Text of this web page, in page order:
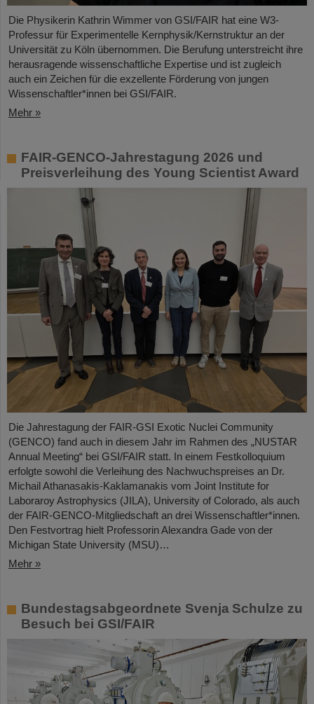
Die Physikerin Kathrin Wimmer von GSI/FAIR hat eine W3-
Professur für Experimentelle Kernphysik/Kernstruktur an der
Universität zu Köln übernommen. Die Berufung unterstreicht ihre
herausragende wissenschaftliche Expertise und ist zugleich
auch ein Zeichen für die exzellente Förderung von jungen
Wissenschaftler*innen bei GSI/FAIR.
Mehr »
FAIR-GENCO-Jahrestagung 2026 und
Preisverleihung des Young Scientist Award
Die Jahrestagung der FAIR-GSI Exotic Nuclei Community
(GENCO) fand auch in diesem Jahr im Rahmen des „NUSTAR
Annual Meeting“ bei GSI/FAIR statt. In einem Festkolloquium
erfolgte sowohl die Verleihung des Nachwuchspreises an Dr.
Michail Athanasakis-Kaklamanakis vom Joint Institute for
Laboraroy Astrophysics (JILA), University of Colorado, als auch
der FAIR-GENCO-Mitgliedschaft an drei Wissenschaftler*innen.
Den Festvortrag hielt Professorin Alexandra Gade von der
Michigan State University (MSU)…
Mehr »
Bundestagsabgeordnete Svenja Schulze zu
Besuch bei GSI/FAIR